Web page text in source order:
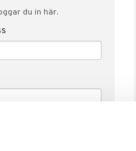
du in här.